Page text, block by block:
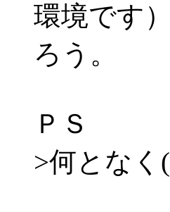
環境です
ろう。
ＰＳ
>何とな